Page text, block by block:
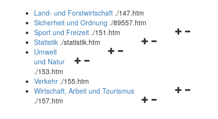
und
schließen
Land- und Forstwirtschaft ./147.htm
Sicherheit und Ordnung ./89557.htm
Navigationsmenü
Sport und Freizeit ./151.htm
Navigationsmenü
Statistik ./statistik.htm
Navigationsmenü
und
schließen
Umwelt
und Natur
./153.htm
Verkehr ./155.htm
Navigationsmenü
Wirtschaft, Arbeit und Tourismus
./157.htm